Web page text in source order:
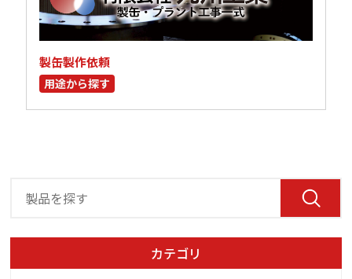
製缶製作依頼
用途から探す
カテゴリ